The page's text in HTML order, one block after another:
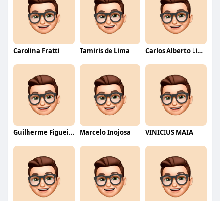
Carolina Fratti Tamiris de Lima Carlos Alberto Lima
Guilherme Figueiredo Marcelo Inojosa VINICIUS MAIA